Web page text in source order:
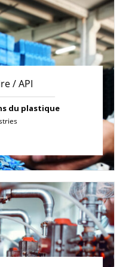
/ API
du plastique